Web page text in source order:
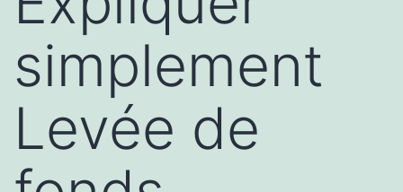
simplement
Levée de